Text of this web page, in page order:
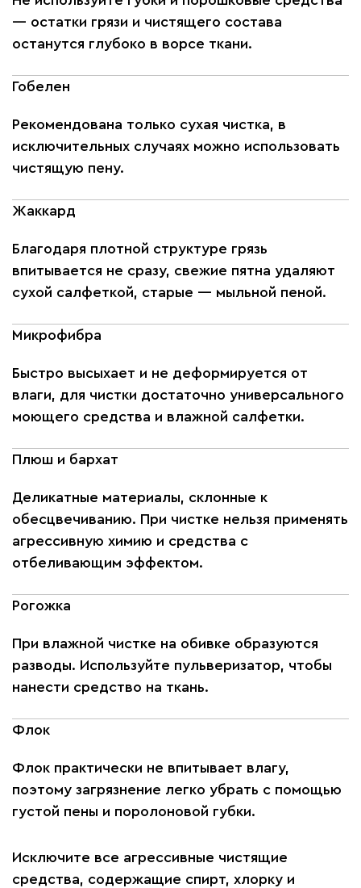
— остатки грязи и чистящего состава
останутся глубоко в ворсе ткани.
Гобелен
Рекомендована только сухая чистка, в
исключительных случаях можно использовать
чистящую пену.
Жаккард
Благодаря плотной структуре грязь
впитывается не сразу, свежие пятна удаляют
сухой салфеткой, старые — мыльной пеной.
Микрофибра
Быстро высыхает и не деформируется от
влаги, для чистки достаточно универсального
моющего средства и влажной салфетки.
Плюш и бархат
Деликатные материалы, склонные к
обесцвечиванию. При чистке нельзя применять
агрессивную химию и средства с
отбеливающим эффектом.
Рогожка
При влажной чистке на обивке образуются
разводы. Используйте пульверизатор, чтобы
нанести средство на ткань.
Флок
Флок практически не впитывает влагу,
поэтому загрязнение легко убрать с помощью
густой пены и поролоновой губки.
Исключите все агрессивные чистящие
средства, содержащие спирт, хлорку и